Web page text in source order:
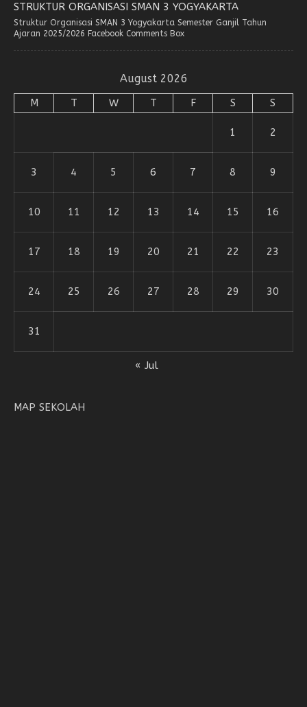
STRUKTUR ORGANISASI SMAN 3 YOGYAKARTA
Struktur Organisasi SMAN 3 Yogyakarta Semester Ganjil Tahun
Ajaran 2025/2026 Facebook Comments Box
August 2026
M T W T F S S
1 2
3 4 5 6 7 8 9
10 11 12 13 14 15 16
17 18 19 20 21 22 23
24 25 26 27 28 29 30
31
« Jul
MAP SEKOLAH